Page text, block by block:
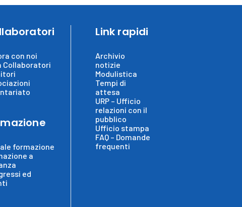
con noi
Collaboratori
formazione
a
ed
Link rapidi
Archivio
notizie
Modulistica
Tempi di
attesa
URP – Ufficio
relazioni con il
pubblico
Ufficio stampa
FAQ – Domande
frequenti